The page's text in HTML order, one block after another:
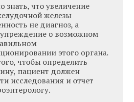
знать, что увеличение
железы
не диагноз, а
о возможном
этого органа.
чтобы определить
пациент должен
исследования и отчет